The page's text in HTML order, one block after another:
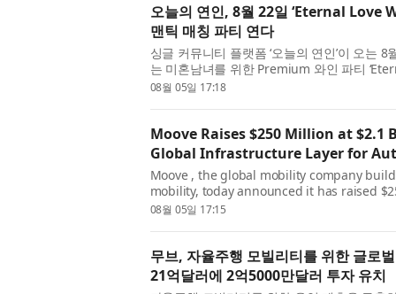
오늘의 연인, 8월 22일 ‘Eternal Love
맨틱 매칭 파티 연다
싱글 커뮤니티 플랫폼 ‘오늘의 연인’이 오는
는 미혼남녀를 위한 Premium 와인 파티
의 로맨스, 그리고 설렘의 시작’이라는 콘셉
08월 05일 17:18
Moove Raises $250 Million at
Global Infrastructure Layer for
Moove , the global mobility company
mobility, today announced it has raised
Series C funding round led by Mubadala
08월 05일 17:15
무브, 자율주행 모빌리티를 위한 글로
21억달러에 2억5000만달러 투자 유치